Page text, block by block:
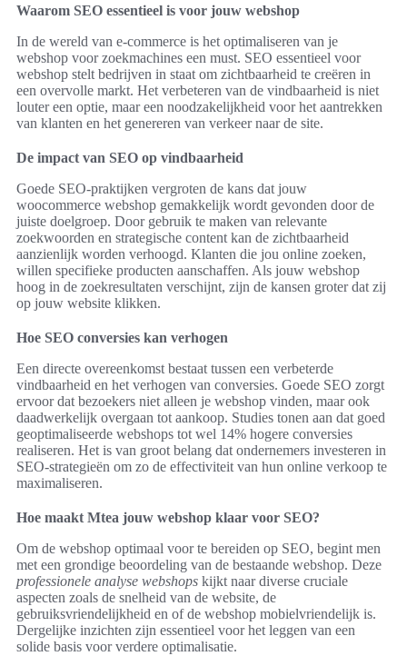
Waarom SEO essentieel is voor jouw webshop
In de wereld van e-commerce is het optimaliseren van je
webshop voor zoekmachines een must. SEO essentieel voor
webshop stelt bedrijven in staat om zichtbaarheid te creëren in
een overvolle markt. Het verbeteren van de vindbaarheid is niet
louter een optie, maar een noodzakelijkheid voor het aantrekken
van klanten en het genereren van verkeer naar de site.
De impact van SEO op vindbaarheid
Goede SEO-praktijken vergroten de kans dat jouw
woocommerce webshop gemakkelijk wordt gevonden door de
juiste doelgroep. Door gebruik te maken van relevante
zoekwoorden en strategische content kan de zichtbaarheid
aanzienlijk worden verhoogd. Klanten die jou online zoeken,
willen specifieke producten aanschaffen. Als jouw webshop
hoog in de zoekresultaten verschijnt, zijn de kansen groter dat zij
op jouw website klikken.
Hoe SEO conversies kan verhogen
Een directe overeenkomst bestaat tussen een verbeterde
vindbaarheid en het verhogen van conversies. Goede SEO zorgt
ervoor dat bezoekers niet alleen je webshop vinden, maar ook
daadwerkelijk overgaan tot aankoop. Studies tonen aan dat goed
geoptimaliseerde webshops tot wel 14% hogere conversies
realiseren. Het is van groot belang dat ondernemers investeren in
SEO-strategieën om zo de effectiviteit van hun online verkoop te
maximaliseren.
Hoe maakt Mtea jouw webshop klaar voor SEO?
Om de webshop optimaal voor te bereiden op SEO, begint men
met een grondige beoordeling van de bestaande webshop. Deze
professionele analyse webshops kijkt naar diverse cruciale
aspecten zoals de snelheid van de website, de
gebruiksvriendelijkheid en of de webshop mobielvriendelijk is.
Dergelijke inzichten zijn essentieel voor het leggen van een
solide basis voor verdere optimalisatie.